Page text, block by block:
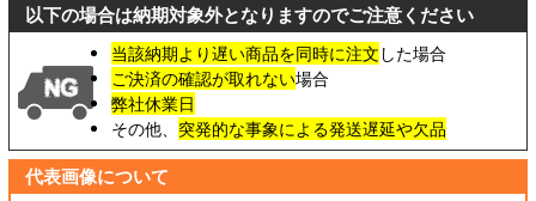
以下の場合は納期対象外となりますのでご注意ください
当該納期より遅い商品を同時に注文 した場合
ご決済の確認が取れない場合
弊社休業日
その他、 突発的な事象による発送遅延や欠品
代表画像について